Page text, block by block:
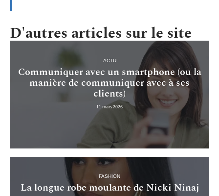
D'autres articles sur le site
ACTU
Communiquer avec un smartphone (ou la
manière de communiquer avec à ses
clients)
11 mars 2026
FASHION
La longue robe moulante de Nicki Ninaj